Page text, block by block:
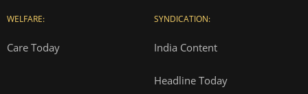
WELFARE:
Care Today
SYNDICATION:
India Content
Headline Today